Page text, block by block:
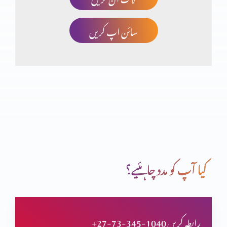
صلیب پر کفارہ
انبیاء و بزرگ – الیشع نبی
سائن اپ کریں
کیا آپ کو مدد چاہئیے؟
+27-73-345-1040 رابطہ کریں